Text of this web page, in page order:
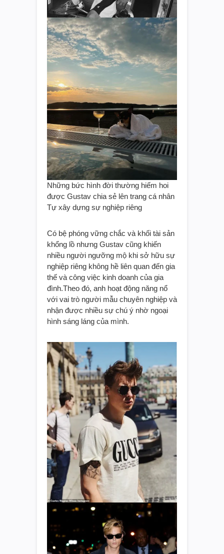
Những bức hình đời thường hiếm hoi
được Gustav chia sẻ lên trang cá nhân
Tự xây dựng sự nghiệp riêng
Có bệ phóng vững chắc và khối tài sản
khổng lồ nhưng Gustav cũng khiến
nhiều người ngưỡng mộ khi sở hữu sự
nghiệp riêng không hề liên quan đến gia
thế và công việc kinh doanh của gia
đình.Theo đó, anh hoạt động năng nổ
với vai trò người mẫu chuyên nghiệp và
nhận được nhiều sự chú ý nhờ ngoại
hình sáng láng của mình.